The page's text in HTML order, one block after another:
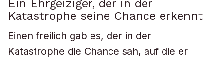
Ein Ehrgeiziger, der in der
Katastrophe seine Chance erkennt
Einen freilich gab es, der in der
Katastrophe die Chance sah, auf die er